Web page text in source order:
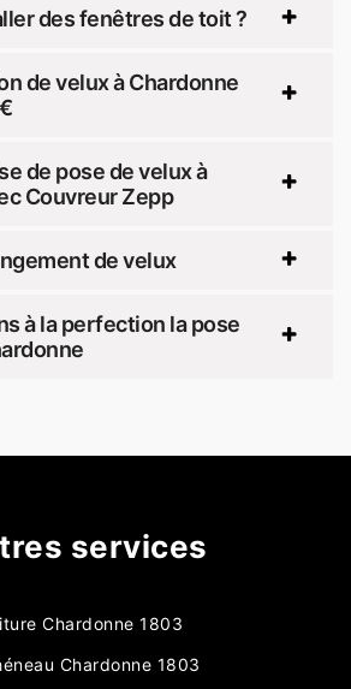
des fenêtres de toit ?
de velux à Chardonne
de pose de velux à
Couvreur Zepp
de velux
à la perfection la pose
services
Chardonne 1803
Chardonne 1803